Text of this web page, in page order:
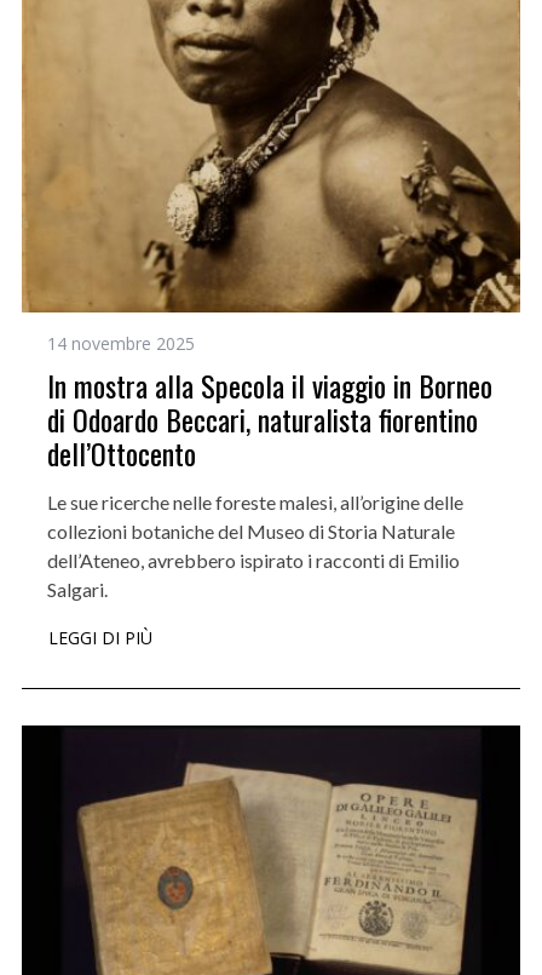
14 novembre 2025
In mostra alla Specola il viaggio in Borneo
di Odoardo Beccari, naturalista fiorentino
dell’Ottocento
Le sue ricerche nelle foreste malesi, all’origine delle
collezioni botaniche del Museo di Storia Naturale
dell’Ateneo, avrebbero ispirato i racconti di Emilio
Salgari.
LEGGI DI PIÙ